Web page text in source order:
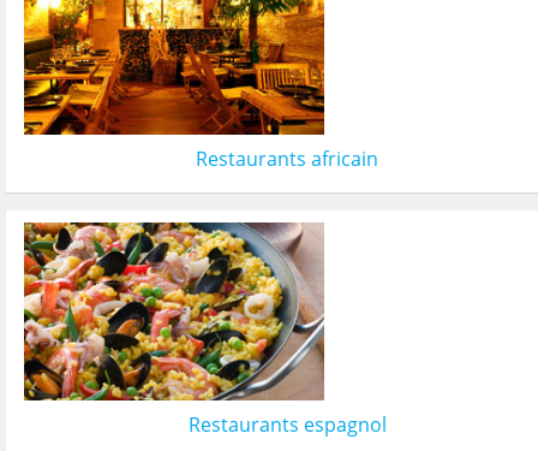
Restaurants africain
Restaurants espagnol